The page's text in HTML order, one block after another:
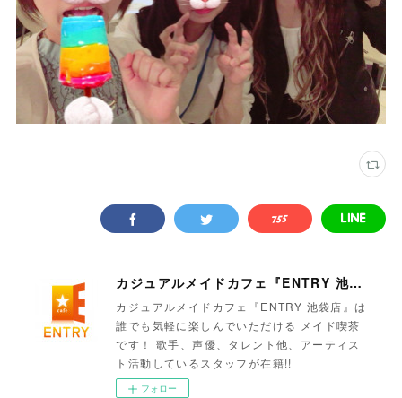
カジュアルメイドカフェ『ENTRY 池袋店』
カジュアルメイドカフェ『ENTRY 池袋店』は
誰でも気軽に楽しんでいただける メイド喫茶
です！ 歌手、声優、タレント他、アーティス
ト活動しているスタッフが在籍!!
フォロー